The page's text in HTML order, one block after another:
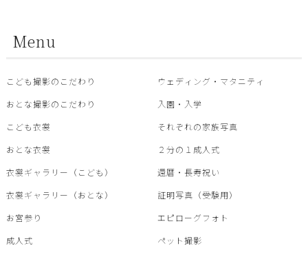
Menu
こども撮影のこだわり
おとな撮影のこだわり
こども衣裳
おとな衣裳
衣裳ギャラリー（こども）
衣裳ギャラリー（おとな）
お宮参り
成人式
ウェディング・マタニティ
入園・入学
それぞれの家族写真
２分の１成人式
還暦・⾧寿祝い
証明写真（受験用）
エピローグフォト
ペット撮影